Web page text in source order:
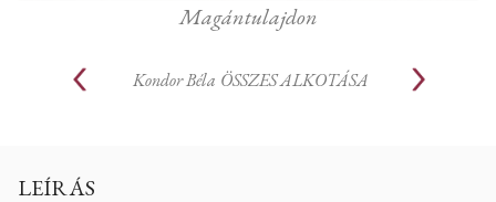
Magántulajdon
Kondor Béla ÖSSZES ALKOTÁSA
LEÍRÁS